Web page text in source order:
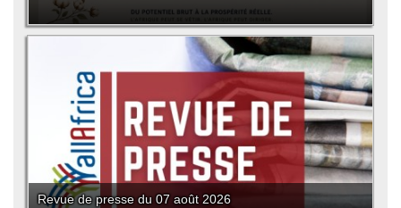
Revue de presse du 07 août 2026